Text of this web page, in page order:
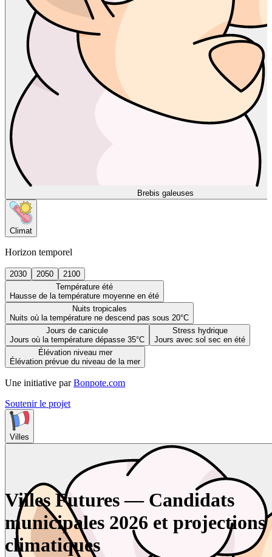
Brebis galeuses
Climat
Horizon temporel
2030 2050
2100
Température été
Hausse de la température moyenne en été
Nuits tropicales
Nuits où la température ne descend pas sous 20°C
Jours de canicule
Jours où la température dépasse 35°C
Stress hydrique
Jours avec sol sec en été
Élévation niveau mer
Élévation prévue du niveau de la mer
Une initiative par Bonpote.com
Soutenir le projet
Villes
Villes Futures — Candidats
municipales 2026 et projections
climatiques